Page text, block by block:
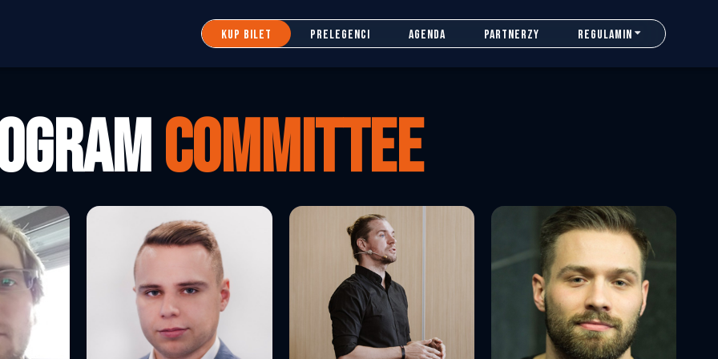
KUP BILET PRELEGENCI AGENDA PARTNERZY REGULAMIN
COMMITTEE